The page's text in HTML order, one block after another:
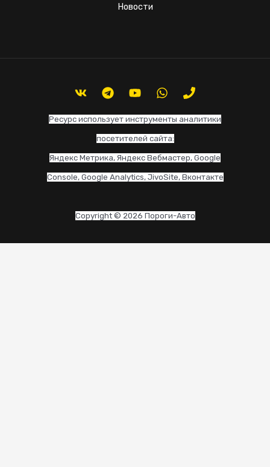
Новости
Ресурс использует инструменты аналитики
посетителей сайта:
Яндекс Метрика, Яндекс Вебмастер, Google
Console, Google Analytics, JivoSite, Вконтакте
Copyright © 2026 Пороги-Авто